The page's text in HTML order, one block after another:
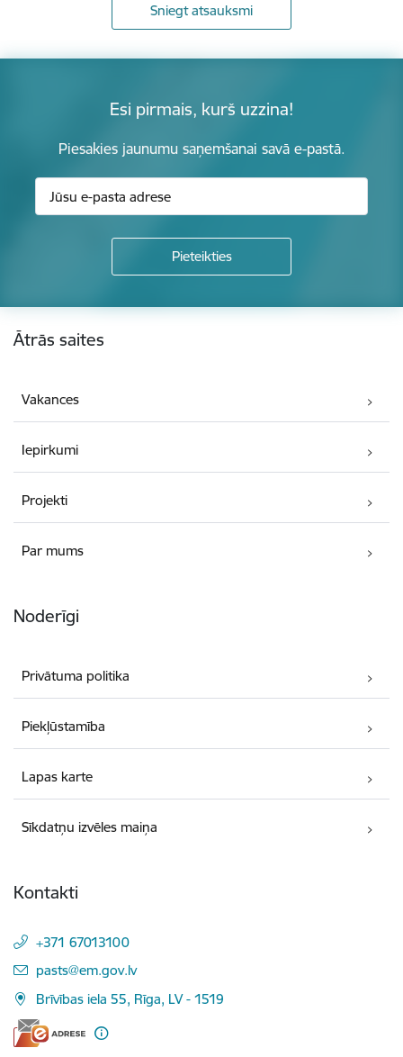
Sniegt atsauksmi
Esi pirmais, kurš uzzina!
Piesakies jaunumu saņemšanai savā e-pastā.
Ātrās saites
Vakances
Iepirkumi
Projekti
Par mums
Noderīgi
Privātuma politika
Piekļūstamība
Lapas karte
Sīkdatņu izvēles maiņa
Kontakti
+371 67013100
E-pasts:
pasts@em.gov.lv
Brīvības iela 55, Rīga, LV - 1519